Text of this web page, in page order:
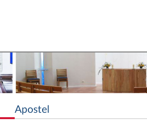
Apostel